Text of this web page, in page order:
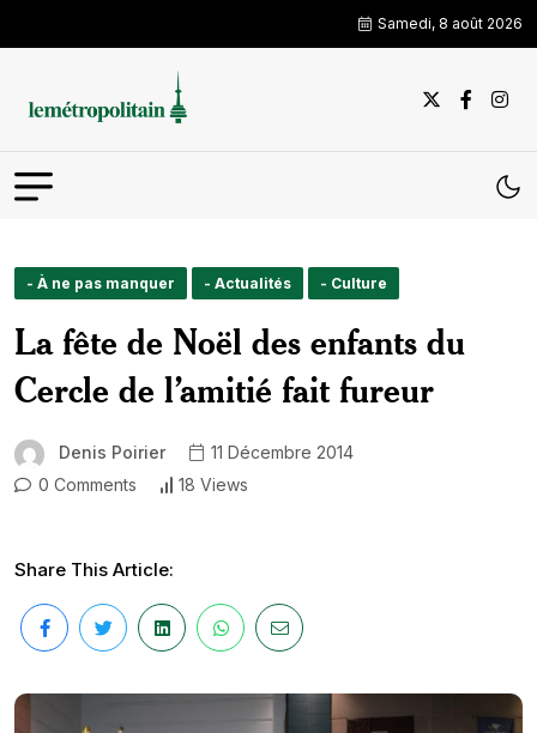
Samedi, 8 août 2026
- À ne pas manquer - Actualités - Culture
La fête de Noël des enfants du
Cercle de l’amitié fait fureur
Denis Poirier
11 Décembre 2014
0 Comments
18 Views
Share This Article: